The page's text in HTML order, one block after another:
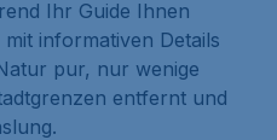
Ihr Guide Ihnen
informativen Details
pur, nur wenige
entfernt und